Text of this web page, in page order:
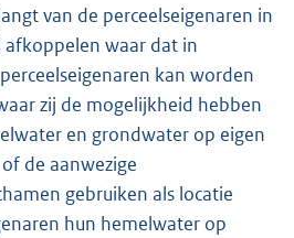
van de perceelseigenaren in
afkoppelen waar dat in
kan worden
zij de mogelijkheid hebben
en grondwater op eigen
de aanwezige
gebruiken als locatie
hun hemelwater op